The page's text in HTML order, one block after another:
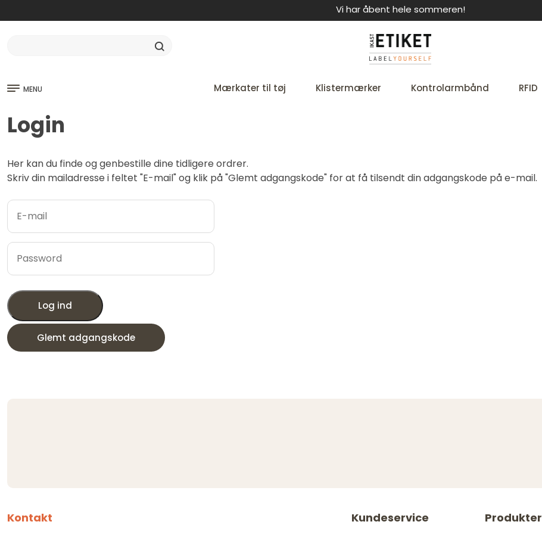
Vi har åbent hele sommeren!
MENU Mærkater til tøj Klistermærker Kontrolarmbånd RFID
Login
Her kan du finde og genbestille dine tidligere ordrer.
Skriv din mailadresse i feltet "E-mail" og klik på "Glemt adgangskode" for at få tilsendt din adgangskode på e-mail.
Log ind
Glemt adgangskode
Kontakt Kundeservice Produkter